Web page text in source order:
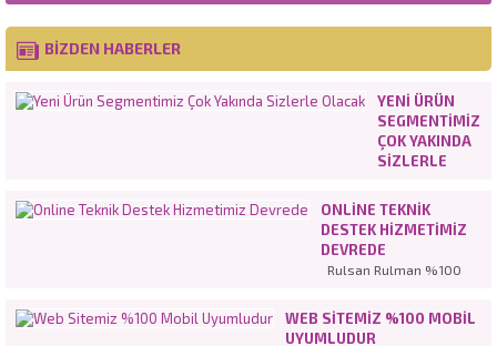
BİZDEN HABERLER
YENI ÜRÜN
SEGMENTIMIZ
ÇOK YAKINDA
SIZLERLE
ONLINE TEKNIK
DESTEK HIZMETIMIZ
DEVREDE
Rulsan Rulman %100
memnuniyetinden
hareketle en iyi hizmeti
WEB SITEMIZ %100 MOBIL
UYUMLUDUR